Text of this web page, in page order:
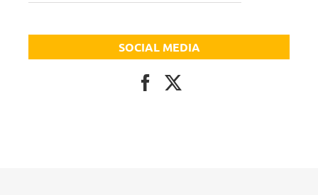
SOCIAL MEDIA